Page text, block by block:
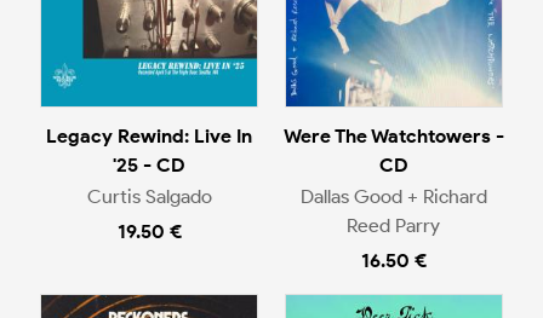
Legacy Rewind: Live In
'25 - CD
Curtis Salgado
19.50 €
Were The Watchtowers -
CD
Dallas Good + Richard
Reed Parry
16.50 €